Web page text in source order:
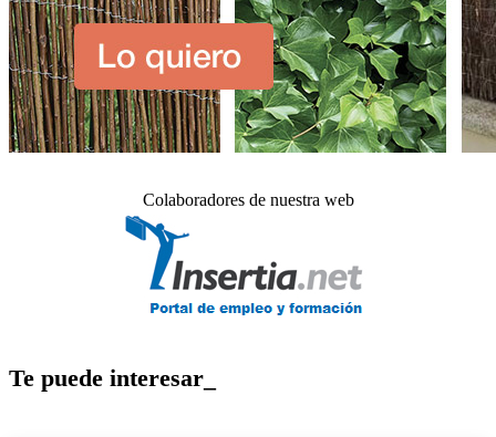
Colaboradores de nuestra web
Te puede interesar_